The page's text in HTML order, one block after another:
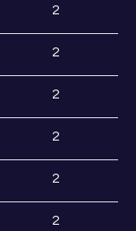
2
2
2
2
2
2